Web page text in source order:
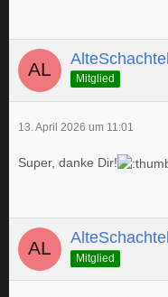
AlteSchachtel
Mitglied
13. April 2026 um 11:01
Super, danke Dir!
AlteSchachtel
Mitglied